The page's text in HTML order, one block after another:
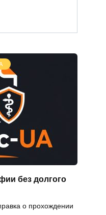
без долгого
о прохождении